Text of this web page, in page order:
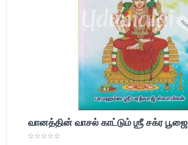
வானத்தின் வாசல் காட்டும் ஶ்ரீ சக்ர பூஜை